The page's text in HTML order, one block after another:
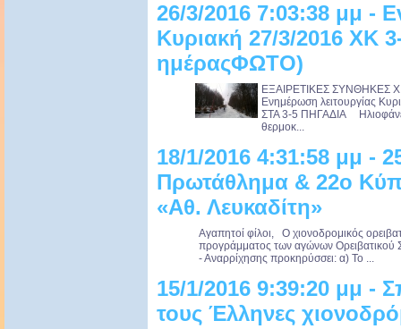
26/3/2016 7:03:38 μμ -
Κυριακή 27/3/2016 ΧΚ
ημέραςΦΩΤΟ)
ΕΞΑΙΡΕΤΙΚΕΣ ΣΥΝΘΗΚΕΣ
Ενημέρωση λειτουργίας
ΣΤΑ 3-5 ΠΗΓΑΔΙΑ
θερμοκ...
18/1/2016 4:31:58 μμ -
Πρωτάθλημα & 22ο
«Αθ. Λευκαδίτη»
Αγαπητοί φίλοι, Ο χιονοδρομικός
προγράμματος των αγώνων Ορειβατικού
- Αναρρίχησης προκηρύσσει: α) Το ...
15/1/2016 9:39:20 μμ -
τους Έλληνες